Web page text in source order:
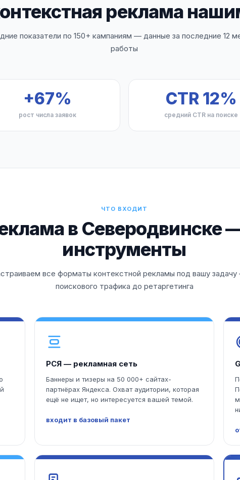
реклама
показатели по 150+ кампаниям — данные за последние 12
работы
+67%
рост числа заявок
CTR 12%
средний CTR на поиске
ЧТО ВХОДИТ
в Северодвинске
инструменты
все форматы контекстной рекламы под вашу
поискового трафика до ретаргетинга
РСЯ — рекламная сеть
Баннеры и тизеры на 50 000+ сайтах-
партнёрах Яндекса. Охват аудитории, которая
ещё не ищет, но интересуется вашей темой.
входит в базовый пакет